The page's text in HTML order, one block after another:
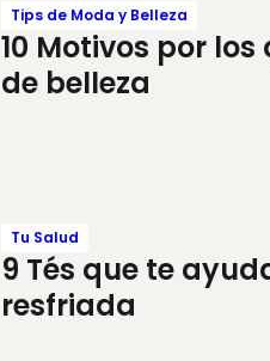
Tips de Moda y Belleza
10 Motivos por
de belleza
Tu Salud
9 Tés que te
resfriada